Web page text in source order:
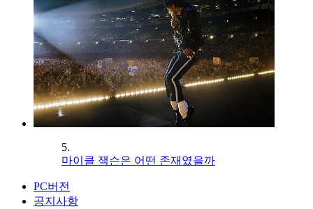
5.
마이클 잭슨은 어떤 존재였을까
PC버전
공지사항